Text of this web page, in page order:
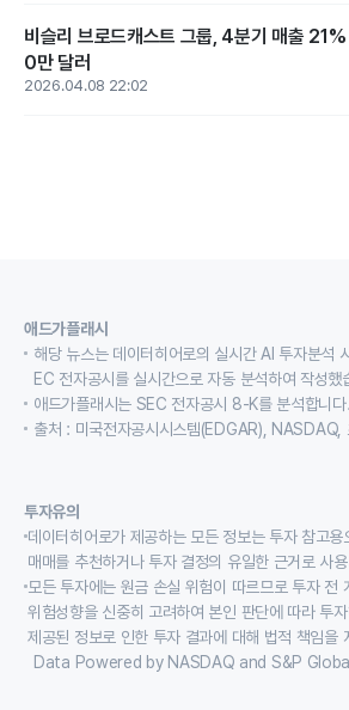
비슬리 브로드캐스트 그룹, 4분기 매출 21%
0만 달러
2026.04.08 22:02
애드가플래시
해당 뉴스는 데이터히어로의 실시간 AI 투자분석
EC 전자공시를 실시간으로 자동 분석하여 작성했
애드가플래시는 SEC 전자공시 8-K를 분석합니다.
출처 : 미국전자공시시스템(EDGAR), NASDAQ,
투자유의
데이터히어로가 제공하는 모든 정보는 투자 참고
매매를 추천하거나 투자 결정의 유일한 근거로 사
모든 투자에는 원금 손실 위험이 따르므로 투자 전
위험성향을 신중히 고려하여 본인 판단에 따라 투
제공된 정보로 인한 투자 결과에 대해 법적 책임을
Data Powered by NASDAQ and S&P Global